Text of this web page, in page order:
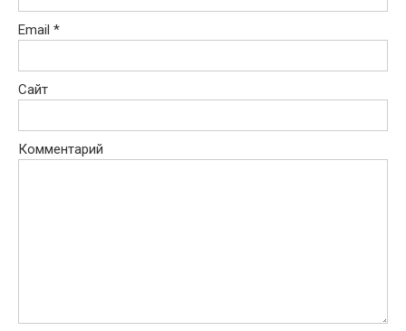
Email *
Сайт
Комментарий